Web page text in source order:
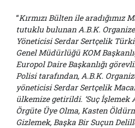
“Kırmızı Bülten ile aradığımız
tutuklu bulunan A.B.K.
Yöneticisi Serdar Sertçelik
Genel Müdürlüğü KOM
Europol Daire Başkanlığı
Polisi tarafından, A.B.K.
yöneticisi Serdar Sertçelik
ülkemize getirildi. ‘Suç İşlemek
Örgüte Üye Olma, Kasten
Gizlemek, Başka Bir Suçun